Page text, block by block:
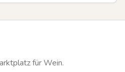
für Wein.